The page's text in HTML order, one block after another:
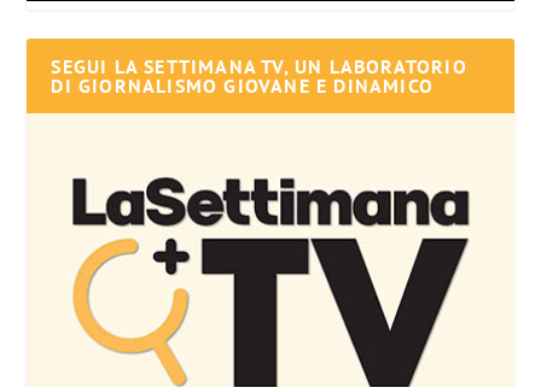
SEGUI LA SETTIMANA TV, UN LABORATORIO
DI GIORNALISMO GIOVANE E DINAMICO